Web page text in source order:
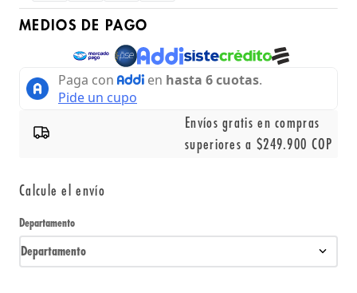
MEDIOS DE PAGO
Envíos gratis en compras
superiores a $249.900 COP
Calcule el envío
Departamento
Departamento